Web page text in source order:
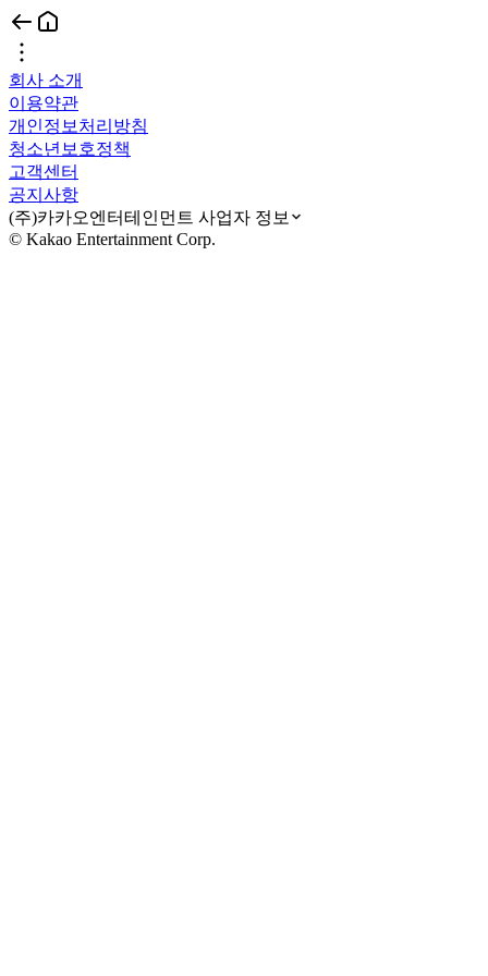
회사 소개
이용약관
개인정보처리방침
청소년보호정책
고객센터
공지사항
(주)카카오엔터테인먼트 사업자 정보
© Kakao Entertainment Corp.